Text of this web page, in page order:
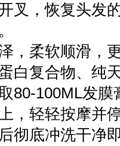
叉，恢复头发
，柔软顺滑，
白复合物、纯
80-100ML发
，轻轻按摩并
彻底冲洗干净